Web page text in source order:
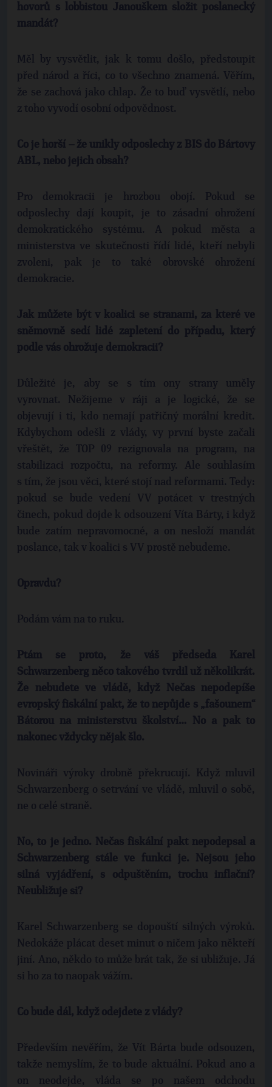
hovorů s lobbistou Janouškem složit poslanecký
mandát?
Měl by vysvětlit, jak k tomu došlo, předstoupit
před národ a říci, co to všechno znamená. Věřím,
že se zachová jako chlap. Že to buď vysvětlí, nebo
z toho vyvodí osobní odpovědnost.
Co je horší – že unikly odposlechy z BIS do Bártovy
ABL, nebo jejich obsah?
Pro demokracii je hrozbou obojí. Pokud se
odposlechy dají koupit, je to zásadní ohrožení
demokratického systému. A pokud města a
ministerstva ve skutečnosti řídí lidé, kteří nebyli
zvoleni, pak je to také obrovské ohrožení
demokracie.
Jak můžete být v koalici se stranami, za které ve
sněmovně sedí lidé zapletení do případu, který
podle vás ohrožuje demokracii?
Důležité je, aby se s tím ony strany uměly
vyrovnat. Nežijeme v ráji a je logické, že se
objevují i ti, kdo nemají patřičný morální kredit.
Kdybychom odešli z vlády, vy první byste začali
vřeštět, že TOP 09 rezignovala na program, na
stabilizaci rozpočtu, na reformy. Ale souhlasím
s tím, že jsou věci, které stojí nad reformami. Tedy:
pokud se bude vedení VV potácet v trestných
činech, pokud dojde k odsouzení Víta Bárty, i když
bude zatím nepravomocné, a on nesloží mandát
poslance, tak v koalici s VV prostě nebudeme.
Opravdu?
Podám vám na to ruku.
Ptám se proto, že váš předseda Karel
Schwarzenberg něco takového tvrdil už několikrát.
Že nebudete ve vládě, když Nečas nepodepíše
evropský fiskální pakt, že to nepůjde s „fašounem“
Bátorou na ministerstvu školství… No a pak to
nakonec vždycky nějak šlo.
Novináři výroky drobně překrucují. Když mluvil
Schwarzenberg o setrvání ve vládě, mluvil o sobě,
ne o celé straně.
No, to je jedno. Nečas fiskální pakt nepodepsal a
Schwarzenberg stále ve funkci je. Nejsou jeho
silná vyjádření, s odpuštěním, trochu inflační?
Neubližuje si?
Karel Schwarzenberg se dopouští silných výroků.
Nedokáže plácat deset minut o ničem jako někteří
jiní. Ano, někdo to může brát tak, že si ubližuje. Já
si ho za to naopak vážím.
Co bude dál, když odejdete z vlády?
Především nevěřím, že Vít Bárta bude odsouzen,
takže nemyslím, že to bude aktuální. Pokud ano a
on neodejde, vláda se po našem odchodu